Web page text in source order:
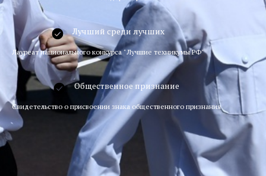
Лучший среди лучших
Лауреат национального конкурса "Лучшие техникумы РФ"
Общественное признание
Свидетельство о присвоении знака общественного признания